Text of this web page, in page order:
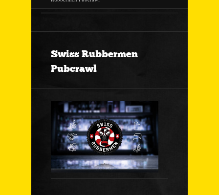
Swiss Rubbermen
Pubcrawl